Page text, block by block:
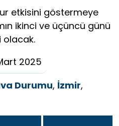
etkisini göstermeye
ikinci ve üçüncü günü
olacak.
2025
Durumu, İzmir,